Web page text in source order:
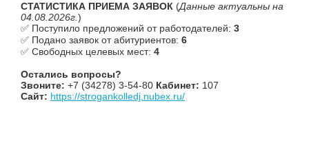
СТАТИСТИКА ПРИЕМА ЗАЯВОК (Данные актуальны на
04.08.2026г.)
✅ Поступило предложений от работодателей: 3
✅ Подано заявок от абитуриентов: 6
✅ Свободных целевых мест: 4
Остались вопросы?
Звоните: +7 (34278) 3-54-80 Кабинет: 107
Сайт: https://strogankolledj.nubex.ru/